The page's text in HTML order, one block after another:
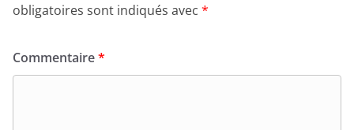
obligatoires sont indiqués avec *
Commentaire*